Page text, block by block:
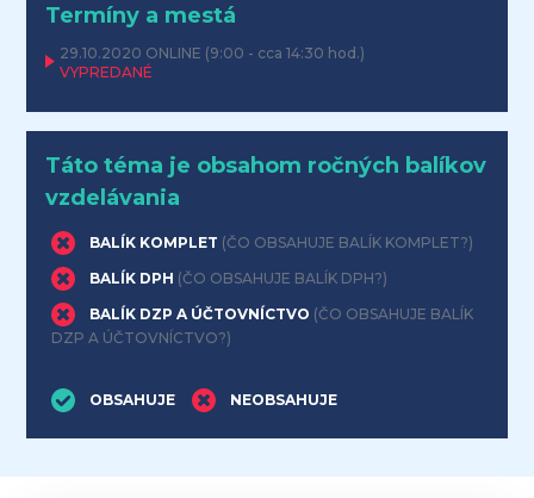
Termíny a mestá
29.10.2020 ONLINE (9:00 - cca 14:30 hod.)
VYPREDANÉ
Táto téma je obsahom ročných balíkov
vzdelávania
BALÍK KOMPLET (ČO OBSAHUJE BALÍK KOMPLET?)
BALÍK DPH (ČO OBSAHUJE BALÍK DPH?)
BALÍK DZP A ÚČTOVNÍCTVO (ČO OBSAHUJE BALÍK
DZP A ÚČTOVNÍCTVO?)
OBSAHUJE NEOBSAHUJE